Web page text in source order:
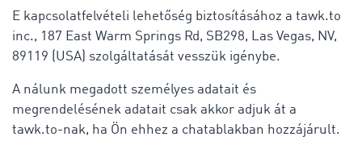
E kapcsolatfelvételi lehetőség biztosításához a tawk.to
inc., 187 East Warm Springs Rd, SB298, Las Vegas, NV,
89119 (USA) szolgáltatását vesszük igénybe.
A nálunk megadott személyes adatait és
megrendelésének adatait csak akkor adjuk át a
tawk.to-nak, ha Ön ehhez a chatablakban hozzájárult.